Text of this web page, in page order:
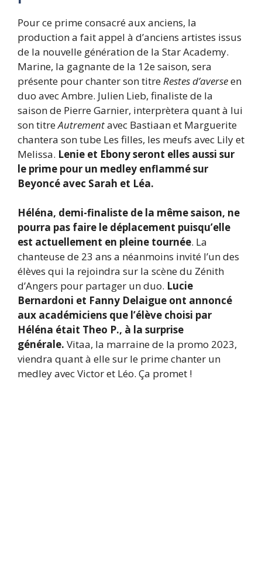
Pour ce prime consacré aux anciens, la
production a fait appel à d’anciens artistes issus
de la nouvelle génération de la Star Academy.
Marine, la gagnante de la 12e saison, sera
présente pour chanter son titreRestes d’averseen
duo avec Ambre. Julien Lieb, finaliste de la
saison de Pierre Garnier, interprètera quant à lui
son titreAutrementavec Bastiaan et Marguerite
chantera son tube Les filles, les meufs avec Lily et
Melissa. Lenie et Ebony seront elles aussi sur
le prime pour un medley enflammé sur
Beyoncé avec Sarah et Léa.
Héléna, demi-finaliste de la même saison, ne
pourra pas faire le déplacement puisqu’elle
est actuellement en pleine tournée. La
chanteuse de 23 ans a néanmoins invité l’un des
élèves qui la rejoindra sur la scène du Zénith
d’Angers pour partager un duo. Lucie
Bernardoni et Fanny Delaigue ont annoncé
aux académiciens que l’élève choisi par
Héléna était Theo P., à la surprise
générale. Vitaa, la marraine de la promo 2023,
viendra quant à elle sur le prime chanter un
medley avec Victor et Léo. Ça promet !